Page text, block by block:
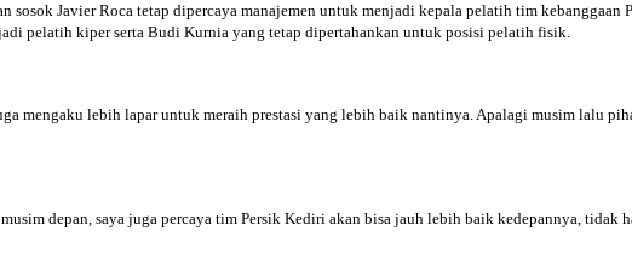
sosok Javier Roca tetap dipercaya manajemen untuk menjadi kepala pelatih tim
pelatih kiper serta Budi Kurnia yang tetap dipertahankan untuk posisi pelatih fisik.
mengaku lebih lapar untuk meraih prestasi yang lebih baik nantinya. Apalagi musim lalu
depan, saya juga percaya tim Persik Kediri akan bisa jauh lebih baik kedepannya,